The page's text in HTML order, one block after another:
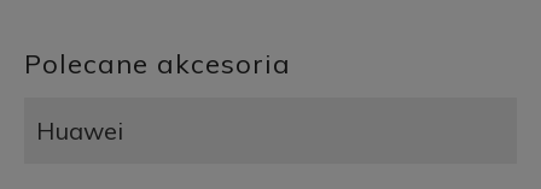
Polecane akcesoria
Huawei